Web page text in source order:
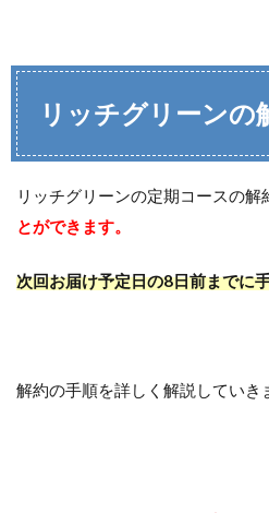
リッチグリーンの
リッチグリーンの定期コースの解
とができます。
次回お届け予定日の8日前までに
解約の手順を詳しく解説していき